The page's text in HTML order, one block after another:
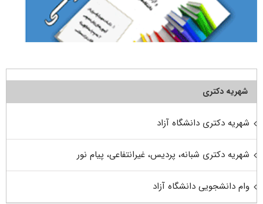
شهریه دکتری
شهریه دکتری دانشگاه آزاد
شهریه دکتری شبانه، پردیس، غیرانتفاعی، پیام نور
وام دانشجویی دانشگاه آزاد